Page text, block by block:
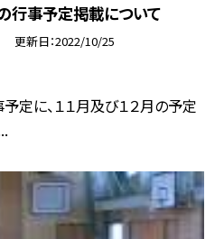
の行事予定掲載について
更新日 2022/10/25
定に、１１月及び１２月の予定